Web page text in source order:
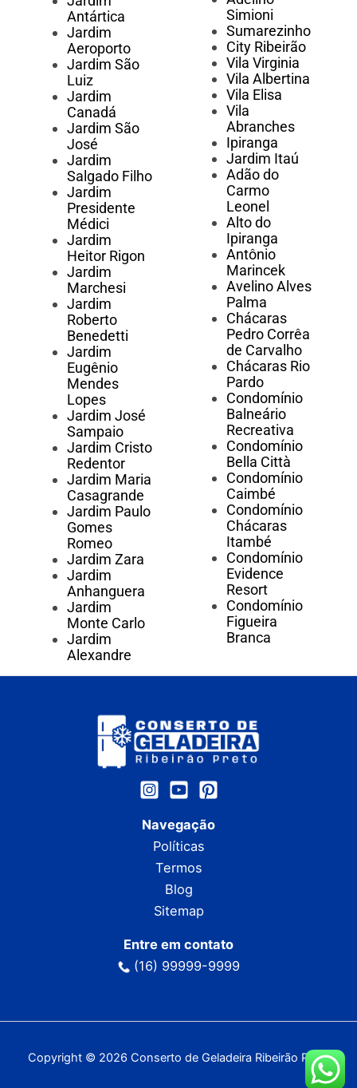
Antártica
Jardim
Aeroporto
Jardim São
Luiz
Jardim
Canadá
Jardim São
José
Jardim
Salgado Filho
Jardim
Presidente
Médici
Jardim
Heitor Rigon
Jardim
Marchesi
Jardim
Roberto
Benedetti
Jardim
Eugênio
Mendes
Lopes
Jardim José
Sampaio
Jardim Cristo
Redentor
Jardim Maria
Casagrande
Jardim Paulo
Gomes
Romeo
Jardim Zara
Jardim
Anhanguera
Jardim
Monte Carlo
Jardim
Alexandre
Simioni
Sumarezinho
City Ribeirão
Vila Virginia
Vila Albertina
Vila Elisa
Vila
Abranches
Ipiranga
Jardim Itaú
Adão do
Carmo
Leonel
Alto do
Ipiranga
Antônio
Marincek
Avelino Alves
Palma
Chácaras
Pedro Corrêa
de Carvalho
Chácaras Rio
Pardo
Condomínio
Balneário
Recreativa
Condomínio
Bella Città
Condomínio
Caimbé
Condomínio
Chácaras
Itambé
Condomínio
Evidence
Resort
Condomínio
Figueira
Branca
Navegação
Políticas
Termos
Blog
Sitemap
Entre em contato
(16) 99999-9999
Copyright © 2026 Conserto de Geladeira Ribeirão Preto